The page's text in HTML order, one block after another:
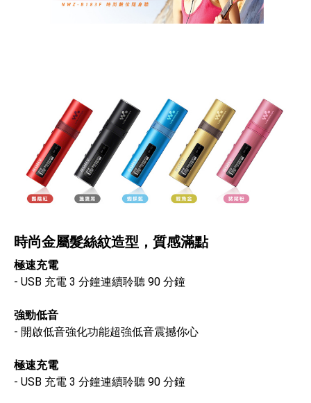
時尚金屬髮絲紋造型，質感滿點
極速充電
- USB 充電 3 分鐘連續聆聽 90 分鐘
強勁低音
- 開啟低音強化功能超強低音震撼你心
極速充電
- USB 充電 3 分鐘連續聆聽 90 分鐘